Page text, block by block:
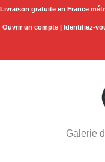
Aller
Livraison gratuite en France
Ouvrir un compte | Identifiez-
Galerie